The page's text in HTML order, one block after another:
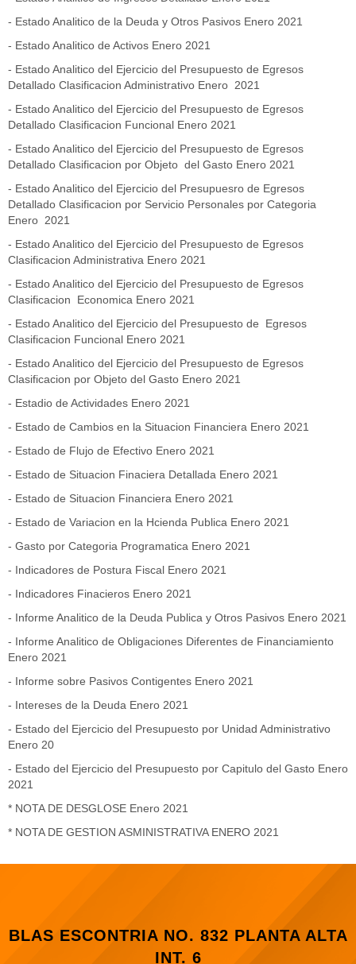
- Estado Analitico de la Deuda y Otros Pasivos Enero 2021
- Estado Analitico de Activos Enero 2021
- Estado Analitico del Ejercicio del Presupuesto de Egresos
Detallado Clasificacion Administrativo Enero 2021
- Estado Analitico del Ejercicio del Presupuesto de Egresos
Detallado Clasificacion Funcional Enero 2021
- Estado Analitico del Ejercicio del Presupuesto de Egresos
Detallado Clasificacion por Objeto del Gasto Enero 2021
- Estado Analitico del Ejercicio del Presupuesro de Egresos
Detallado Clasificacion por Servicio Personales por Categoria
Enero 2021
- Estado Analitico del Ejercicio del Presupuesto de Egresos
Clasificacion Administrativa Enero 2021
- Estado Analitico del Ejercicio del Presupuesto de Egresos
Clasificacion Economica Enero 2021
- Estado Analitico del Ejercicio del Presupuesto de Egresos
Clasificacion Funcional Enero 2021
- Estado Analitico del Ejercicio del Presupuesto de Egresos
Clasificacion por Objeto del Gasto Enero 2021
- Estadio de Actividades Enero 2021
- Estado de Cambios en la Situacion Financiera Enero 2021
- Estado de Flujo de Efectivo Enero 2021
- Estado de Situacion Finaciera Detallada Enero 2021
- Estado de Situacion Financiera Enero 2021
- Estado de Variacion en la Hcienda Publica Enero 2021
- Gasto por Categoria Programatica Enero 2021
- Indicadores de Postura Fiscal Enero 2021
- Indicadores Finacieros Enero 2021
- Informe Analitico de la Deuda Publica y Otros Pasivos Enero 2021
- Informe Analitico de Obligaciones Diferentes de Financiamiento
Enero 2021
- Informe sobre Pasivos Contigentes Enero 2021
- Intereses de la Deuda Enero 2021
- Estado del Ejercicio del Presupuesto por Unidad Administrativo
Enero 20
- Estado del Ejercicio del Presupuesto por Capitulo del Gasto Enero
2021
* NOTA DE DESGLOSE Enero 2021
* NOTA DE GESTION ASMINISTRATIVA ENERO 2021
BLAS ESCONTRIA NO. 832 PLANTA ALTA
INT. 6